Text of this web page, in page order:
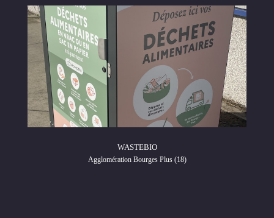
WASTEBIO
Agglomération Bourges Plus (18)